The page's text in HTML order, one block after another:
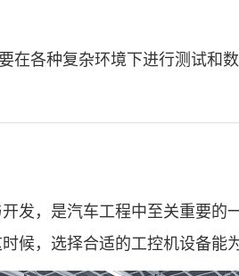
在各种复杂环境下进行测试和
，是汽车工程中至关重要的
候，选择合适的工控机设备能